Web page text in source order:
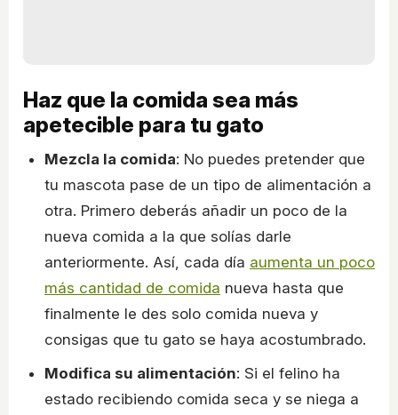
Haz que la comida sea más
apetecible para tu gato
Mezcla la comida: No puedes pretender que
tu mascota pase de un tipo de alimentación a
otra. Primero deberás añadir un poco de la
nueva comida a la que solías darle
anteriormente. Así, cada día aumenta un poco
más cantidad de comida nueva hasta que
finalmente le des solo comida nueva y
consigas que tu gato se haya acostumbrado.
Modifica su alimentación: Si el felino ha
estado recibiendo comida seca y se niega a